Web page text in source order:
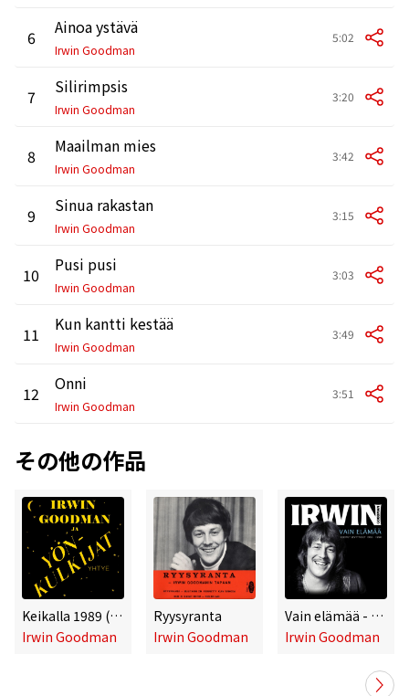
6 Ainoa ystävä
Irwin Goodman
5:02
7 Silirimpsis
Irwin Goodman
3:20
8 Maailman mies
Irwin Goodman
3:42
9 Sinua rakastan
Irwin Goodman
3:15
10 Pusi pusi
Irwin Goodman
3:03
11 Kun kantti kestää
Irwin Goodman
3:49
12 Onni
Irwin Goodman
3:51
その他の作品
Keikalla 1989 (Live)
Irwin Goodman
Ryysyranta
Irwin Goodman
Vain elämää - Kootut levytykset 1965 - 1990
Irwin Goodman